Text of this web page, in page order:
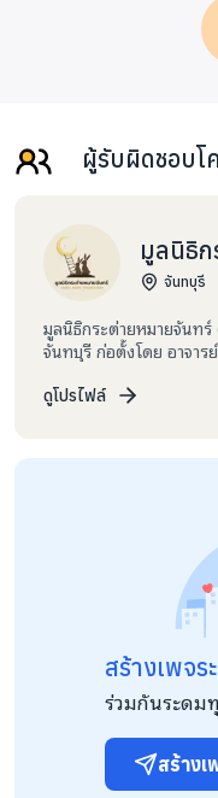
ผู้รับผิดชอบโ
มูลนิธิ
จันทบุรี
มูลนิธิกระต่ายหมายจันท
จันทบุรี ก่อตั้งโดย อาจา
วงการกีฬามานานกว่า 40
หยัดอย่างสง่างามบนเส้
ตั้งใจจริงของอาจารย์ยง
ขาดโอกาส” พร้อมมอบโ
สม เพื่อให้เด็ก ๆ ได้เติ
ความฝันของตนเองอย่างภาคภู
หนึ่งได้รับโอกาสที่ดี เข
ร่างกาย แต่คือการหล่อห
ความฝัน และพาเยาวชน
จันทร์มุ่งมั่นทำหน้าที่เป็น
“นักกีฬา” และ “คนดีขอ
โอกาสอย่าง “เรียนยูโด
สนับสนุน ชุดฝึกซ้อมยูโด อ
ดูโปรไฟล์
สร้างเพจร
ร่วมกันระดม
สร้างเ